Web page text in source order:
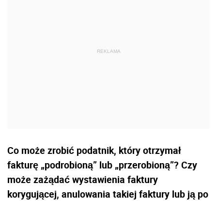
Co może zrobić podatnik, który otrzymał
fakturę „podrobioną” lub „przerobioną”? Czy
może zażądać wystawienia faktury
korygującej, anulowania takiej faktury lub ją po